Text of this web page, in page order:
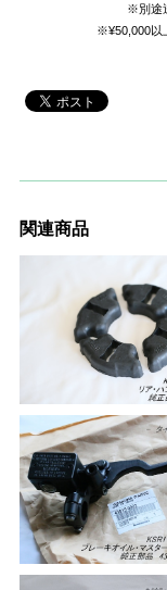
※別途
※¥50,000以
関連商品